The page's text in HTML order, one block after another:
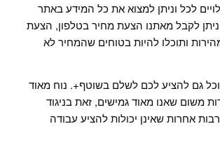
לכל וניתן למצוא את כל המידע באתר
לקבל מאתנו הצעת מחיר בטלפון, הצעת
ותוכלו להיות בטוחים שהמחיר לא
גם להציע לכם לשלם בשוטף+. נוח מאוד
משום שאנו מאוד גמישים, זאת בניגוד
אחרות שאינן יכולות להציע עבודה